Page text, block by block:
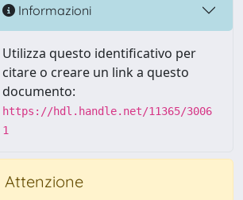
Informazioni
Utilizza questo identificativo per
citare o creare un link a questo
documento:
https://hdl.handle.net/11365/3006
1
Attenzione